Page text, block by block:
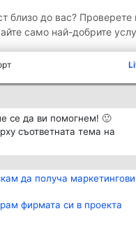
се да ви помогнем! 🙂
съответната тема на
да получа маркетингови
фирмата си в проекта
близо до вас? Проверете
само най-добрите
Класация
всички